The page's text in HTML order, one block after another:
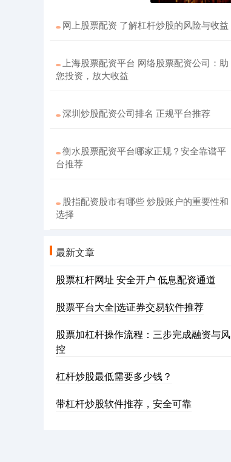
网上股票配资 了解杠杆炒股的风险与收益
上海股票配资平台 网络股票配资公司：助
您投资，放大收益
深圳炒股配资公司排名 正规平台推荐
衡水股票配资平台哪家正规？安全靠谱平
台推荐
股指配资股市有哪些 炒股账户的重要性和
选择
最新文章
股票杠杆网址 安全开户 低息配资通道
股票平台大全|选证券交易软件推荐
股票加杠杆操作流程：三步完成融资与风
控
杠杆炒股最低需要多少钱？
带杠杆炒股软件推荐，安全可靠